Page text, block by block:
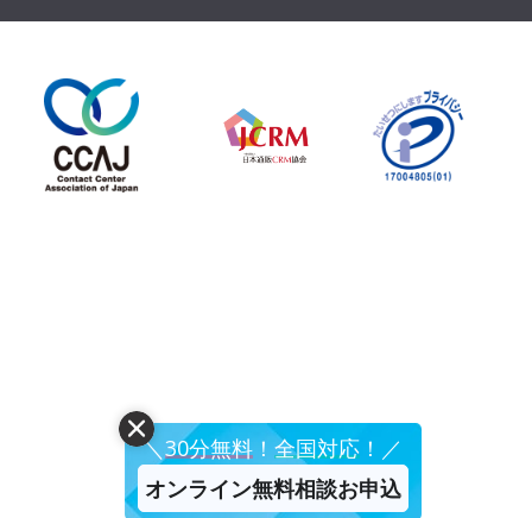
＼ 30分無料 ！ 全国対応 ！／
オンライン無料相談お申込